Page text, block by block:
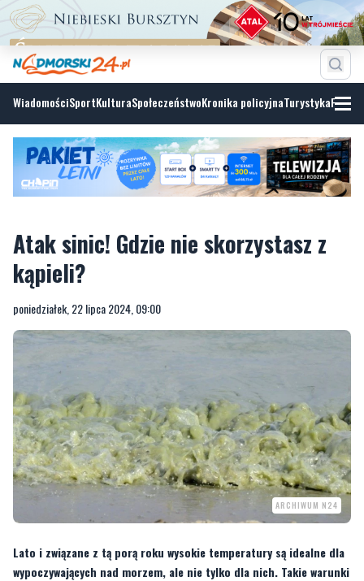
WiadomościSportKulturaSpołeczeństwoKronika policyjnaTurystyka
Atak sinic! Gdzie nie skorzystasz z
poniedziałek, 22 lipca 2024, 09:00
ARCHIWUM N24
Lato i związane z tą porą roku wysokie temperatury są idealne dla
wypoczywających nad morzem, ale nie tylko dla nich. Takie warunki
zamykane są kąpieliska. Gdzie jest na tyle niebezpiecznie, że nie
wejdziemy do wody?